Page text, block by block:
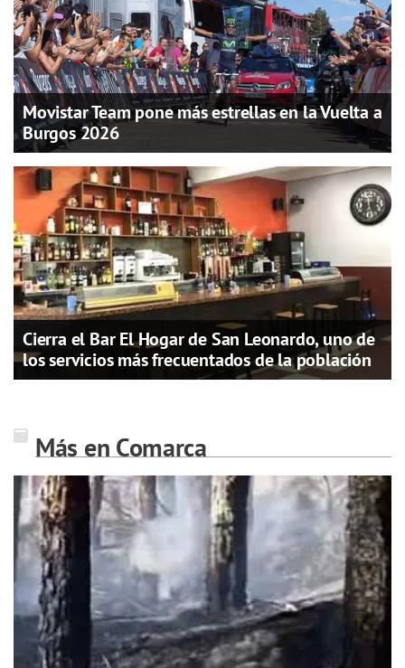
Movistar Team pone más estrellas en la Vuelta a
Burgos 2026
Cierra el Bar El Hogar de San Leonardo, uno de
los servicios más frecuentados de la población
Más en Comarca